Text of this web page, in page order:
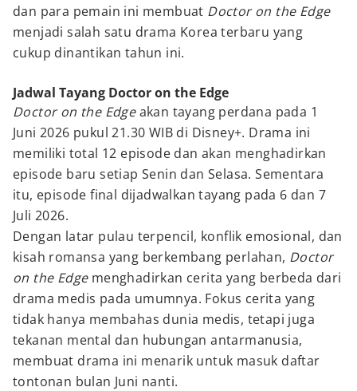
dan para pemain ini membuat Doctor on the Edge
menjadi salah satu drama Korea terbaru yang
cukup dinantikan tahun ini.
Jadwal Tayang Doctor on the Edge
Doctor on the Edgeakan tayang perdana pada 1
Juni 2026 pukul 21.30 WIB di Disney+. Drama ini
memiliki total 12 episode dan akan menghadirkan
episode baru setiap Senin dan Selasa. Sementara
itu, episode final dijadwalkan tayang pada 6 dan 7
Juli 2026.
Dengan latar pulau terpencil, konflik emosional, dan
kisah romansa yang berkembang perlahan, Doctor
on the Edge menghadirkan cerita yang berbeda dari
drama medis pada umumnya. Fokus cerita yang
tidak hanya membahas dunia medis, tetapi juga
tekanan mental dan hubungan antarmanusia,
membuat drama ini menarik untuk masuk daftar
tontonan bulan Juni nanti.